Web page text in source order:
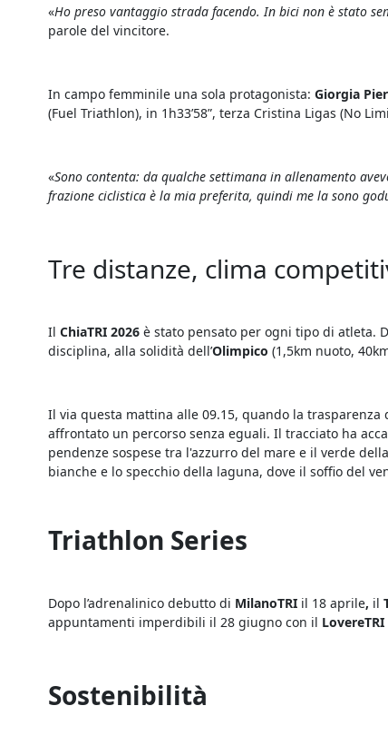
«Ho preso vantaggio strada facendo. In bici non è stato
parole del vincitore.
In campo femminile una sola protagonista: Giorgia
(Fuel Triathlon), in 1h33’58”, terza Cristina Ligas (No
«Sono contenta: da qualche settimana in allenamento
frazione ciclistica è la mia preferita, quindi me la sono
Tre distanze, clima
Il ChiaTRI 2026è stato pensato per ogni tipo di atleta.
disciplina, alla solidità dell’Olimpico (1,5km nuoto,
Il via questa mattina alle 09.15, quando la
affrontato un percorso senza eguali. Il tracciato ha
pendenze sospese tra l'azzurro del mare e il verde
bianche e lo specchio della laguna, dove il soffio del
Triathlon Series
Dopo l’adrenalinico debutto di MilanoTRI il 18 aprile, il
appuntamenti imperdibili il 28 giugno con il LovereTRI
Sostenibilità